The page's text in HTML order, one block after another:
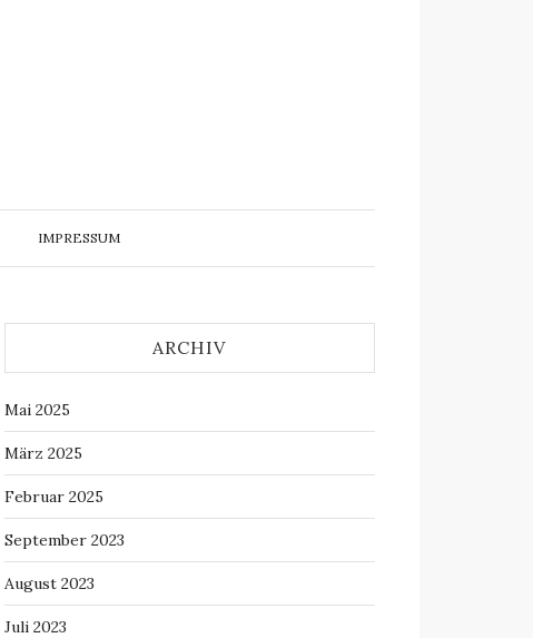
IMPRESSUM
ARCHIV
Mai 2025
März 2025
Februar 2025
September 2023
August 2023
Juli 2023